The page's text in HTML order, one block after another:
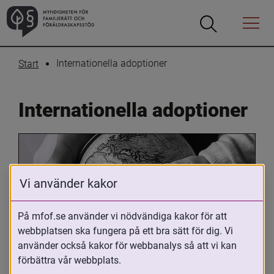
Öppna
Öppna
Menyn
Start Internationella adoptioner
Internationella adoptioner
Oavsett om du är adopterad,
adoptivförälder eller arbetar med
Vi använder kakor
På mfof.se använder vi nödvändiga kakor för att
webbplatsen ska fungera på ett bra sätt för dig. Vi
använder också kakor för webbanalys så att vi kan
förbättra vår webbplats.